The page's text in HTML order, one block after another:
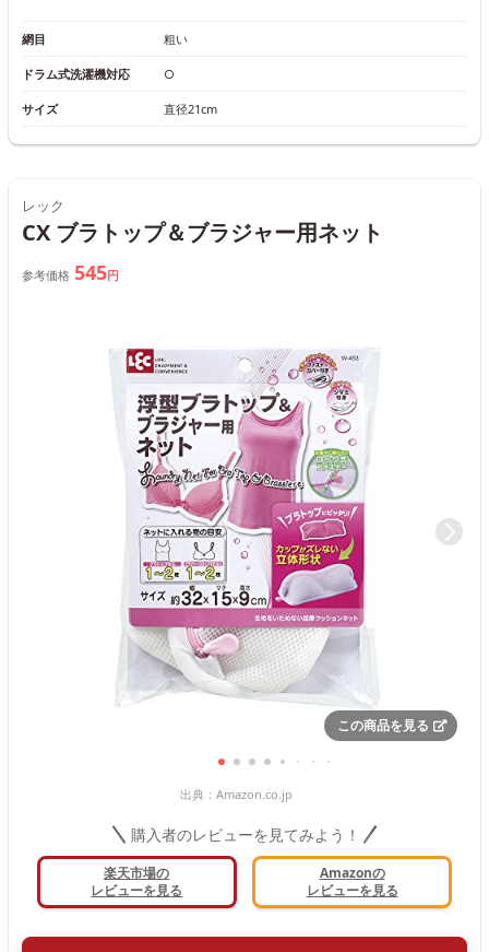
網目 粗い
ドラム式洗濯機対応 ○
サイズ 直径21cm
レック
CX ブラトップ＆ブラジャー用ネット
参考価格 545円
この商品を見る
出典： Amazon.co.jp
購入者のレビューを見てみよう！
楽天市場の
レビューを見る
Amazonの
レビューを見る